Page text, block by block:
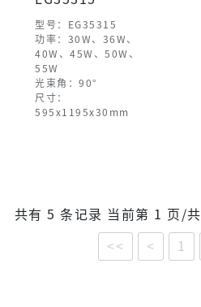
型号：EG35315
功率：30W、36W、
40W、45W、50W、
55W
光束角：90°
尺寸：
595x1195x30mm
共有 5 条记录 当前第 1 页/
<< < 1